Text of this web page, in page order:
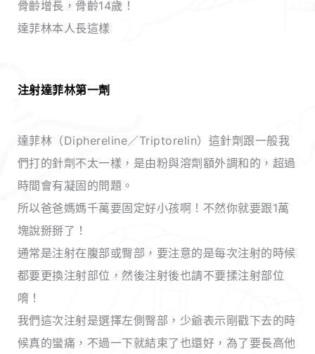
達菲林本人長這樣
注射達菲林第一劑
達菲林（Diphereline／Triptorelin）這針劑跟一般我
們打的針劑不太一樣，是由粉與溶劑額外調和的，超過
時間會有凝固的問題。
所以爸爸媽媽千萬要固定好小孩啊！不然你就要跟1萬
塊說掰掰了！
通常是注射在腹部或臀部，要注意的是每次注射的時候
都要更換注射部位，然後注射後也請不要揉注射部位
唷！
我們這次注射是選擇左側臀部，少爺表示剛戳下去的時
候真的蠻痛，不過一下就結束了也還好，為了要長高他